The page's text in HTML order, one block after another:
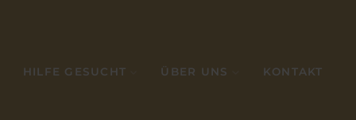
HILFE GESUCHT ÜBER UNS KONTAKT